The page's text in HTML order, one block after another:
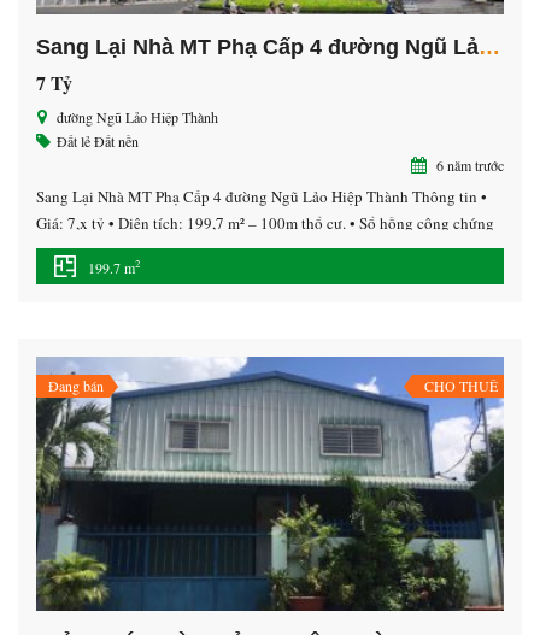
Sang Lại Nhà MT Phạ Cấp 4 đường Ngũ Lảo Hiệp Thành
7 Tỷ
đường Ngũ Lảo Hiệp Thành
Đất lẻĐất nền
6 năm trước
Sang Lại Nhà MT Phạ Cấp 4 đường Ngũ Lảo Hiệp Thành Thông tin •
Giá: 7,x tỷ • Diện tích: 199,7 m² – 100m thổ cư. • Sổ hồng công chứng
trong ngày. ———————— Xung quanh dân cư hiện hữu đông đúc.
Bán kính 500m, đầy đủ tiện ích: Chợ, siêu thị bách hóa […]
199.7 m2
Đang bán CHO THUÊ